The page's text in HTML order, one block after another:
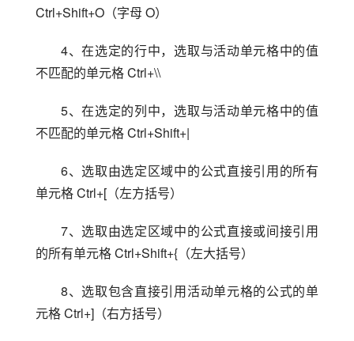
Ctrl+Shift+O（字母 O）
4、在选定的行中，选取与活动单元格中的值
不匹配的单元格 Ctrl+\\
5、在选定的列中，选取与活动单元格中的值
不匹配的单元格 Ctrl+Shift+|
6、选取由选定区域中的公式直接引用的所有
单元格 Ctrl+[（左方括号）
7、选取由选定区域中的公式直接或间接引用
的所有单元格 Ctrl+Shift+{（左大括号）
8、选取包含直接引用活动单元格的公式的单
元格 Ctrl+]（右方括号）